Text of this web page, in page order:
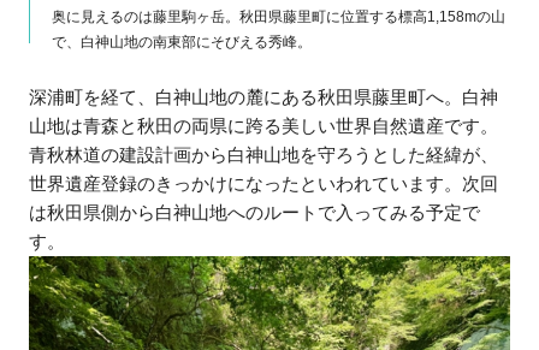
奥に見えるのは藤里駒ヶ岳。秋田県藤里町に位置する標高1,158mの山
で、白神山地の南東部にそびえる秀峰。
深浦町を経て、白神山地の麓にある秋田県藤里町へ。白神
山地は青森と秋田の両県に跨る美しい世界自然遺産です。
青秋林道の建設計画から白神山地を守ろうとした経緯が、
世界遺産登録のきっかけになったといわれています。次回
は秋田県側から白神山地へのルートで入ってみる予定で
す。